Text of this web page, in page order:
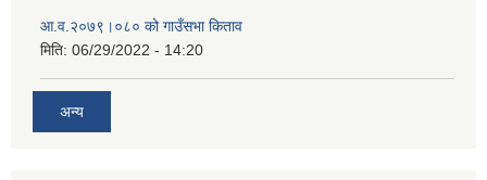
आ.व.२०७९।०८० को गाउँसभा किताव
मिति: 06/29/2022 - 14:20
अन्य